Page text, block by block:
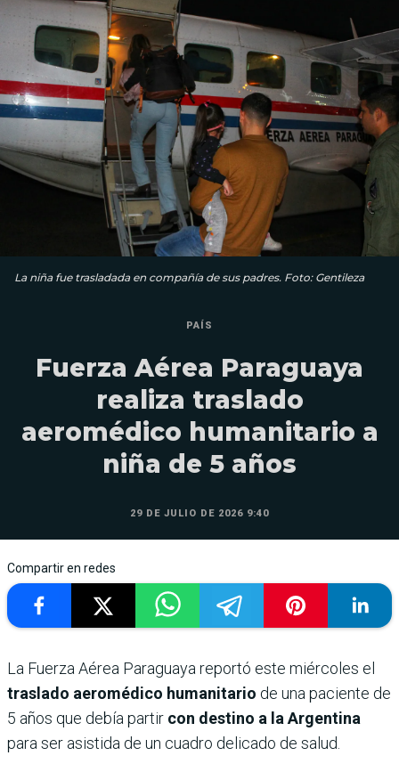
La niña fue trasladada en compañía de sus padres. Foto: Gentileza
PAÍS
Fuerza Aérea Paraguaya
realiza traslado
aeromédico humanitario a
niña de 5 años
29 DE JULIO DE 2026 9:40
Compartir en redes
La Fuerza Aérea Paraguaya reportó este miércoles el
traslado aeromédico humanitario de una paciente de
5 años que debía partir con destino a la Argentina
para ser asistida de un cuadro delicado de salud.